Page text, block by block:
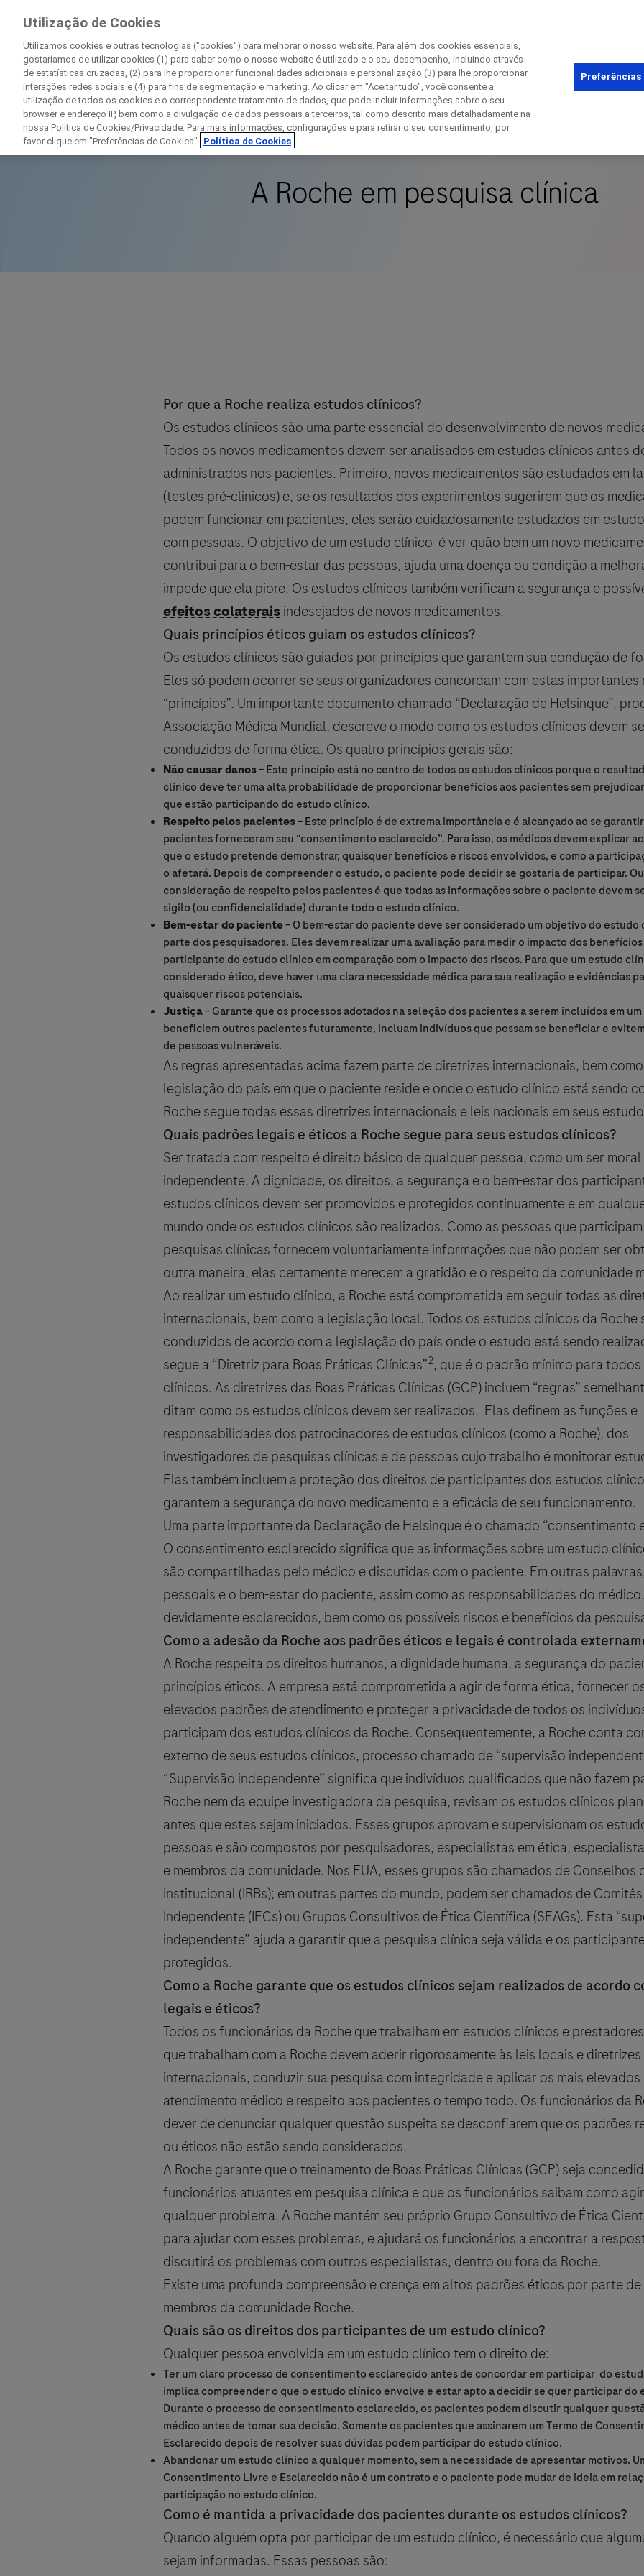
Pesquisa Clínica
Na Roche
Início Sobre Estudos Clínicos Roche in clinical trials
A Roche em pesquisa clínica
Por que a Roche realiza estudos clínicos?
Os estudos clínicos são uma parte essencial do desenvolvimento de novos
Todos os novos medicamentos devem ser analisados em estudos clínicos antes
administrados nos pacientes. Primeiro, novos medicamentos são estudados em
(testes pré-clinicos) e, se os resultados dos experimentos sugerirem que os
podem funcionar em pacientes, eles serão cuidadosamente estudados em
com pessoas. O objetivo de um estudo clínico é ver quão bem um novo
contribui para o bem-estar das pessoas, ajuda uma doença ou condição a
impede que ela piore. Os estudos clínicos também verificam a segurança e
efeitos colaterais indesejados de novos medicamentos.
Quais princípios éticos guiam os estudos clínicos?
Os estudos clínicos são guiados por princípios que garantem sua condução de
Eles só podem ocorrer se seus organizadores concordam com estas importantes
“princípios”. Um importante documento chamado “Declaração de Helsinque”,
Associação Médica Mundial, descreve o modo como os estudos clínicos devem
conduzidos de forma ética. Os quatro princípios gerais são:
Não causar danos– Este princípio está no centro de todos os estudos clínicos porque o
clínico deve ter uma alta probabilidade de proporcionar benefícios aos pacientes sem
que estão participando do estudo clínico.
Respeito pelos pacientes– Este princípio é de extrema importância e é alcançado ao se
pacientes forneceram seu “consentimento esclarecido”. Para isso, os médicos devem explicar
que o estudo pretende demonstrar, quaisquer benefícios e riscos envolvidos, e como a
o afetará. Depois de compreender o estudo, o paciente pode decidir se gostaria de participar.
consideração de respeito pelos pacientes é que todas as informações sobre o paciente devem
sigilo (ou confidencialidade) durante todo o estudo clínico.
Bem-estar do paciente– O bem-estar do paciente deve ser considerado um objetivo do
parte dos pesquisadores. Eles devem realizar uma avaliação para medir o impacto dos
participante do estudo clínico em comparação com o impacto dos riscos. Para que um estudo
considerado ético, deve haver uma clara necessidade médica para sua realização e evidências
quaisquer riscos potenciais.
Justiça– Garante que os processos adotados ​​na seleção dos pacientes a serem incluídos em
beneficiem outros pacientes futuramente, incluam indivíduos que possam se beneficiar e
de pessoas vulneráveis.
As regras apresentadas acima fazem parte de diretrizes internacionais, bem
legislação do país em que o paciente reside e onde o estudo clínico está sendo
Roche segue todas essas diretrizes internacionais e leis nacionais em seus
Quais padrões legais e éticos a Roche segue para seus estudos clínicos?
Ser tratada com respeito é direito básico de qualquer pessoa, como um ser moral
independente. A dignidade, os direitos, a segurança e o bem-estar dos
estudos clínicos devem ser promovidos e protegidos continuamente e em
mundo onde os estudos clínicos são realizados. Como as pessoas que
pesquisas clínicas fornecem voluntariamente informações que não podem ser
outra maneira, elas certamente merecem a gratidão e o respeito da comunidade
Ao realizar um estudo clínico, a Roche está comprometida em seguir todas as
internacionais, bem como a legislação local. Todos os estudos clínicos da Roche
conduzidos de acordo com a legislação do país onde o estudo está sendo
segue a “Diretriz para Boas Práticas Clínicas”2, que é o padrão mínimo para
clínicos. As diretrizes das Boas Práticas Clínicas (GCP) incluem “regras”
ditam como os estudos clínicos devem ser realizados. Elas definem as funções e
responsabilidades dos patrocinadores de estudos clínicos (como a Roche), dos
investigadores de pesquisas clínicas e de pessoas cujo trabalho é monitorar
Elas também incluem a proteção dos direitos de participantes dos estudos
garantem a segurança do novo medicamento e a eficácia de seu funcionamento.
Uma parte importante da Declaração de Helsinque é o chamado “consentimento
O consentimento esclarecido significa que as informações sobre um estudo
são compartilhadas pelo médico e discutidas com o paciente. Em outras
pessoais e o bem-estar do paciente, assim como as responsabilidades do
devidamente esclarecidos, bem como os possíveis riscos e benefícios da
Como a adesão da Roche aos padrões éticos e legais é controlada
A Roche respeita os direitos humanos, a dignidade humana, a segurança do
princípios éticos. A empresa está comprometida a agir de forma ética, fornecer
elevados padrões de atendimento e proteger a privacidade de todos os
participam dos estudos clínicos da Roche. Consequentemente, a Roche conta
externo de seus estudos clínicos, processo chamado de “supervisão
“Supervisão independente” significa que indivíduos qualificados que não fazem
Roche nem da equipe investigadora da pesquisa, revisam os estudos clínicos
antes que estes sejam iniciados. Esses grupos aprovam e supervisionam os
pessoas e são compostos por pesquisadores, especialistas em ética,
e membros da comunidade. Nos EUA, esses grupos são chamados de Conselhos
Institucional (IRBs); em outras partes do mundo, podem ser chamados de
Independente (IECs) ou Grupos Consultivos de Ética Científica (SEAGs). Esta
independente” ajuda a garantir que a pesquisa clínica seja válida e os
protegidos.
Como a Roche garante que os estudos clínicos sejam realizados de acordo
legais e éticos?
Todos os funcionários da Roche que trabalham em estudos clínicos e
que trabalham com a Roche devem aderir rigorosamente às leis locais e diretrizes
internacionais, conduzir sua pesquisa com integridade e aplicar os mais
atendimento médico e respeito aos pacientes o tempo todo. Os funcionários da
dever de denunciar qualquer questão suspeita se desconfiarem que os padrões
ou éticos não estão sendo considerados.
A Roche garante que o treinamento de Boas Práticas Clínicas (GCP) seja
funcionários atuantes em pesquisa clínica e que os funcionários saibam como
qualquer problema. A Roche mantém seu próprio Grupo Consultivo de Ética
para ajudar com esses problemas, e ajudará os funcionários a encontrar a
discutirá os problemas com outros especialistas, dentro ou fora da Roche.
Existe uma profunda compreensão e crença em altos padrões éticos por parte
membros da comunidade Roche.
Quais são os direitos dos participantes de um estudo clínico?
Qualquer pessoa envolvida em um estudo clínico tem o direito de:
Ter um claro processo de consentimento esclarecido antes de concordar em participar do
implica compreender o que o estudo clínico envolve e estar apto a decidir se quer participar do
Durante o processo de consentimento esclarecido, os pacientes podem discutir qualquer
médico antes de tomar sua decisão. Somente os pacientes que assinarem um Termo de
Esclarecido depois de resolver suas dúvidas podem participar do estudo clínico.
Abandonar um estudo clínico a qualquer momento, sem a necessidade de apresentar motivos.
Consentimento Livre e Esclarecido não é um contrato e o paciente pode mudar de ideia em
participação no estudo clínico.
Como é mantida a privacidade dos pacientes durante os estudos clínicos?
Quando alguém opta por participar de um estudo clínico, é necessário que
sejam informadas. Essas pessoas são:
Fechar
Brasil, selected
Detalhes pessoais
Primeiro nome Sobrenome E-mail
Quem é você?
Detalhes da pergunta
Pergunta
Selecione sua opção de contato*
A Roche manterá um registro dos dados pessoais fornecidos por você pelo período mínimo necessário
acompanhamento de tais solicitações e manutenção das informações em um banco de dados de
Ao selecionar a caixa abaixo, você consente com o tratamento de seus dados (nos casos em que o
tratamento) para as finalidades mencionadas acima, e de acordo com a
Política de Privacidade
da
detalhadas sobre seus direitos e sobre como a Roche trata dados pessoais.
Você também está ciente de que, caso a Produtos Roche Químicos e Farmacêuticos S.A. tenha a
adverso, seus dados serão tratados de acordo com a legislação específica de farmacovigilância,
Privacidade para Farmacovigilância
Seus dados não serão utilizados para qualquer outra finalidade.
Atenção: este formulário não deve ser utilizado para relatar efeitos colaterais relacionados aos produtos
colateral, entre em contato com a unidade de segurança local da Roche. Para detalhes de contato
www.roche.com/products/local_safety_reporting.
Eu autorizo o tratamento dos meus dados com a finalidade de responder à minha solicitação, e
Privacidade e o Aviso de Privacidade para Farmacovigilância da Roche.
Aceitar e enviar
Fechar
Detalhes da mensagem Assunto
Mensagem
By clicking “Accept and Send”, you confirm that you have read and agree to Roche’s legal and privacy
Aceitar e enviar
Fechar
Directly contact the sponsor for questions
Fechar
When can we call you during (Free service) - Pacific Standard Time?
When can we call you during (Free service) - Pacific Standard Time?
6:00 - 9:00
9:00 - 13:00 13:00 - 15:00
For Visitors from United States, our Privacy Statement can be reviewed below:
https://www.gene.com/privacy-policy
For Visitors from Canada, our Privacy Statement can be reviewed below:
http://www.rochecanada.com/en/content/footer-items/privacy.html
Aceitar e enviar
Utilização de Cookies
Utilizamos cookies e outras tecnologias ("cookies") para melhorar o nosso website. Para além dos cookies essenciais,
gostaríamos de utilizar cookies (1) para saber como o nosso website é utilizado e o seu desempenho, incluindo através
de estatísticas cruzadas, (2) para lhe proporcionar funcionalidades adicionais e personalização (3) para lhe proporcionar
interações redes sociais e (4) para fins de segmentação e marketing. Ao clicar em "Aceitar tudo", você consente a
utilização de todos os cookies e o correspondente tratamento de dados, que pode incluir informações sobre o seu
browser e endereço IP, bem como a divulgação de dados pessoais a terceiros, tal como descrito mais detalhadamente na
nossa Política de Cookies/Privacidade. Para mais informações, configurações e para retirar o seu consentimento, por
favor clique em "Preferências de Cookies". Política de Cookies
Preferências